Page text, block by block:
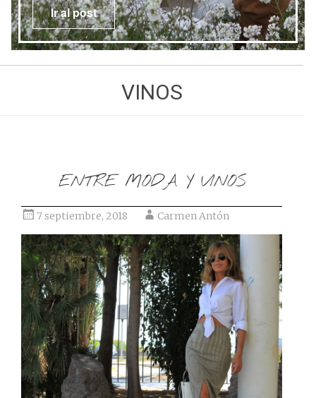
Ir al post
VINOS
ENTRE MODA Y VINOS
7 septiembre, 2018 Carmen Antón